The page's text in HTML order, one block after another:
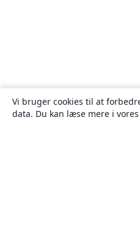
Vi bruger cookies til at
data. Du kan læse mere i vores